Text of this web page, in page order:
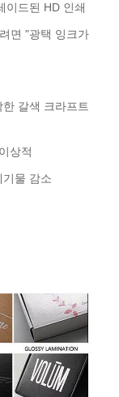
이드된 HD 인쇄
면 "광택 잉크가
갈색 크라프트
상적
물 감소